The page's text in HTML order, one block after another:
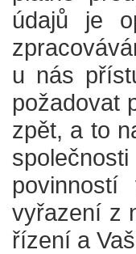
údajů je
u nás
požadovat
zpět, a to
povinností
vyřazení z
řízení a